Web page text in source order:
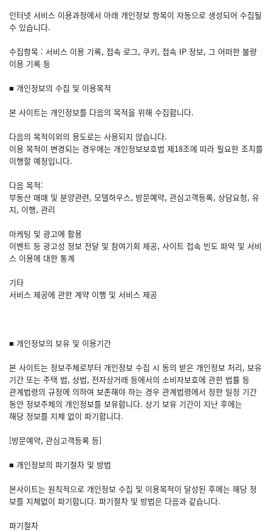
인터넷 서비스 이용과정에서 아래 개인정보 항목이 자동으로 생성되어 수집될
수 있습니다.
수집항목 : 서비스 이용 기록, 접속 로그, 쿠키, 접속 IP 정보, 그 어떠한 불량
이용 기록 등
■ 개인정보의 수집 및 이용목적
본 사이트는 개인정보를 다음의 목적을 위해 수집합니다.
다음의 목적이외의 용도로는 사용되지 않습니다.
이용 목적이 변경되는 경우에는 개인정보보호법 제18조에 따라 필요한 조치를
이행할 예정입니다.
다음 목적:
부동산 매매 및 분양관련, 모델하우스, 방문예약, 관심고객등록, 상담요청, 유
지, 이행, 관리
마케팅 및 광고에 활용
이벤트 등 광고성 정보 전달 및 참여기회 제공, 사이트 접속 빈도 파악 및 서비
스 이용에 대한 통계
기타
서비스 제공에 관한 계약 이행 및 서비스 제공
■ 개인정보의 보유 및 이용기간
본 사이트는 정보주체로부터 개인정보 수집 시 동의 받은 개인정보 처리, 보유
기간 또는 주택 법, 상법, 전자상거래 등에서의 소비자보호에 관한 법률 등
관계법령의 규정에 의하여 보존해야 하는 경우 관계법령에서 정한 일정 기간
동안 정보주체의 개인정보를 보유합니다. 상기 보유 기간이 지난 후에는
해당 정보를 지체 없이 파기합니다.
[방문예약, 관심고객등록 등]
■ 개인정보의 파기절차 및 방법
본사이트는 원칙적으로 개인정보 수집 및 이용목적이 달성된 후에는 해당 정
보를 지체없이 파기합니다. 파기절차 및 방법은 다음과 같습니다.
파기절차